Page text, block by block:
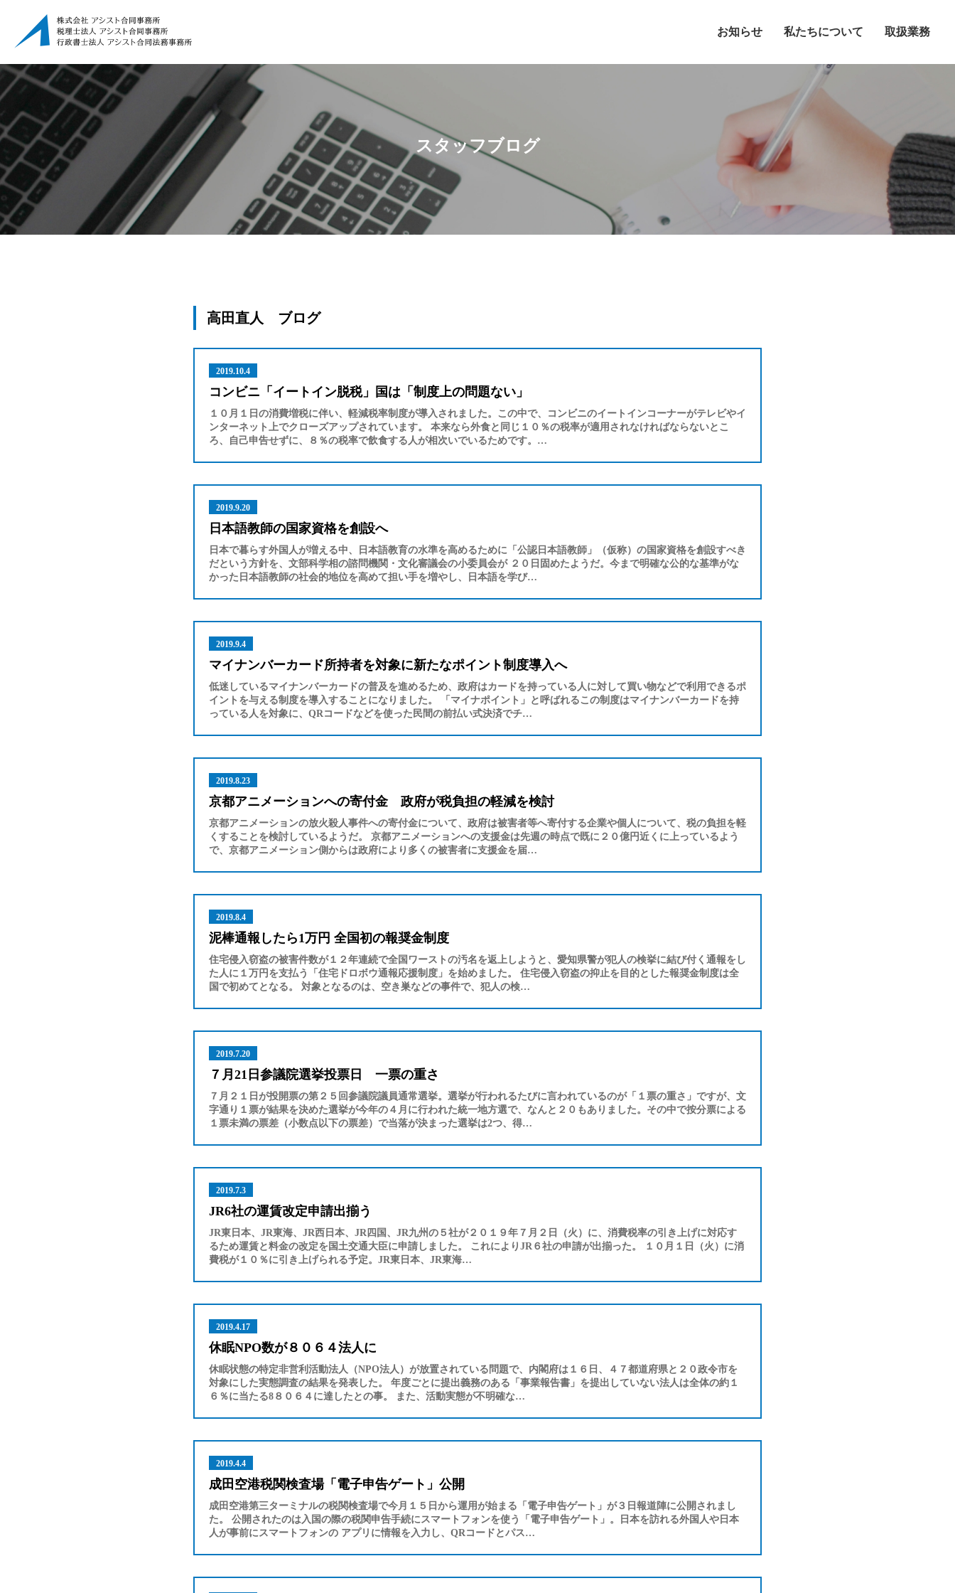
お知らせ 私たちについて 取扱業務
スタッフブログ
高田直人 ブログ
2019.10.4
コンビニ「イートイン脱税」国は「制度上の問題ない」
１０月１日の消費増税に伴い、軽減税率制度が導入されました。この中で、コンビニのイートインコーナーがテレビやイ
ンターネット上でクローズアップされています。 本来なら外食と同じ１０％の税率が適用されなければならないとこ
ろ、自己申告せずに、８％の税率で飲食する人が相次いでいるためです。…
2019.9.20
日本語教師の国家資格を創設へ
日本で暮らす外国人が増える中、日本語教育の水準を高めるために「公認日本語教師」（仮称）の国家資格を創設すべき
だという方針を、文部科学相の諮問機関・文化審議会の小委員会が ２０日固めたようだ。今まで明確な公的な基準がな
かった日本語教師の社会的地位を高めて担い手を増やし、日本語を学び…
2019.9.4
マイナンバーカード所持者を対象に新たなポイント制度導入へ
低迷しているマイナンバーカードの普及を進めるため、政府はカードを持っている人に対して買い物などで利用できるポ
イントを与える制度を導入することになりました。 「マイナポイント」と呼ばれるこの制度はマイナンバーカードを持
っている人を対象に、QRコードなどを使った民間の前払い式決済でチ…
2019.8.23
京都アニメーションへの寄付金 政府が税負担の軽減を検討
京都アニメーションの放火殺人事件への寄付金について、政府は被害者等へ寄付する企業や個人について、税の負担を軽
くすることを検討しているようだ。 京都アニメーションへの支援金は先週の時点で既に２０億円近くに上っているよう
で、京都アニメーション側からは政府により多くの被害者に支援金を届…
2019.8.4
泥棒通報したら1万円 全国初の報奨金制度
住宅侵入窃盗の被害件数が１２年連続で全国ワーストの汚名を返上しようと、愛知県警が犯人の検挙に結び付く通報をし
た人に１万円を支払う「住宅ドロボウ通報応援制度」を始めました。 住宅侵入窃盗の抑止を目的とした報奨金制度は全
国で初めてとなる。 対象となるのは、空き巣などの事件で、犯人の検…
2019.7.20
７月21日参議院選挙投票日 一票の重さ
７月２１日が投開票の第２５回参議院議員通常選挙。選挙が行われるたびに言われているのが「１票の重さ」ですが、文
字通り１票が結果を決めた選挙が今年の４月に行われた統一地方選で、なんと２０もありました。その中で按分票による
１票未満の票差（小数点以下の票差）で当落が決まった選挙は2つ、得…
2019.7.3
JR6社の運賃改定申請出揃う
JR東日本、JR東海、JR西日本、JR四国、JR九州の５社が２０１９年７月２日（火）に、消費税率の引き上げに対応す
るため運賃と料金の改定を国土交通大臣に申請しました。 これによりJR６社の申請が出揃った。 １０月１日（火）に消
費税が１０％に引き上げられる予定。JR東日本、JR東海…
2019.4.17
休眠NPO数が８０６４法人に
休眠状態の特定非営利活動法人（NPO法人）が放置されている問題で、内閣府は１６日、４７都道府県と２０政令市を
対象にした実態調査の結果を発表した。 年度ごとに提出義務のある「事業報告書」を提出していない法人は全体の約１
６％に当たる8８０６４に達したとの事。 また、活動実態が不明確な…
2019.4.4
成田空港税関検査場「電子申告ゲート」公開
成田空港第三ターミナルの税関検査場で今月１５日から運用が始まる「電子申告ゲート」が３日報道陣に公開されまし
た。 公開されたのは入国の際の税関申告手続にスマートフォンを使う「電子申告ゲート」。日本を訪れる外国人や日本
人が事前にスマートフォンの アプリに情報を入力し、QRコードとパス…